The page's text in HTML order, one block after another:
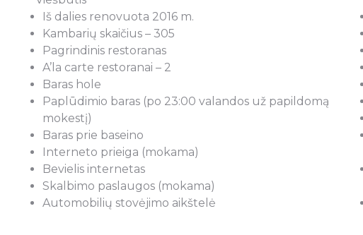
Iš dalies renovuota 2016 m.
Kambarių skaičius – 305
Pagrindinis restoranas
A’la carte restoranai – 2
Baras hole
Paplūdimio baras (po 23:00 valandos už papildomą
mokestį)
Baras prie baseino
Interneto prieiga (mokama)
Bevielis internetas
Skalbimo paslaugos (mokama)
Automobilių stovėjimo aikštelė
atsiliepti geru žodžiu apie
agentūrą Express travel, o ypač
vadovę Laurą Kindurienę.
objektyvus, nes keliauju per
jau 13 metų ( Meksika, Kuba,
Kruizinės kelionės laivu
keliones puikiai organizuoja
(nuostabiai viską sudelioja
Z) vadovė Laura. Kokios
kelionės nebūtų (ar kruizas ar
Jei Jums rūpi, kad Jūsų
atitinkančios kelionės
dokumentų sutvarkymas ir
kelionei taptų ne rūpesčiu,
malonumu – rekomenduoju
agentūros „Express Travel“
Kindurienę. Jos
kasmet po kelis kartus nuo
Geriausi kelionių pasiūlymai,